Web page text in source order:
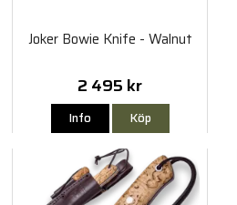
Joker Bowie Knife - Walnut
2 495 kr
Info Köp